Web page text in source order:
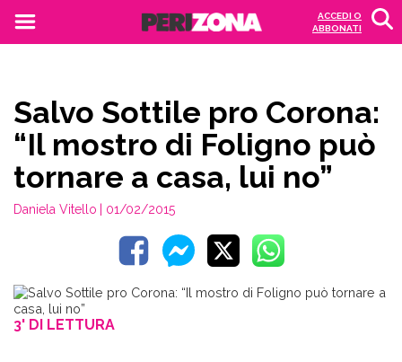
ACCEDI O
ABBONATI
Salvo Sottile pro Corona:
“Il mostro di Foligno può
tornare a casa, lui no”
Daniela Vitello | 01/02/2015
3' DI LETTURA